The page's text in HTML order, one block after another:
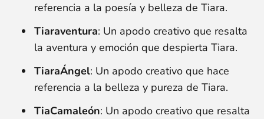
referencia a la poesía y belleza de Tiara.
Tiaraventura: Un apodo creativo que resalta
la aventura y emoción que despierta Tiara.
TiaraÁngel: Un apodo creativo que hace
referencia a la belleza y pureza de Tiara.
TiaCamaleón: Un apodo creativo que resalta